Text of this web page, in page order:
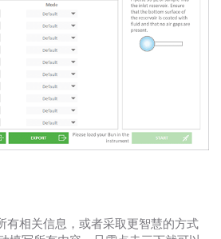
有相关信息，或者采取更智慧的方式